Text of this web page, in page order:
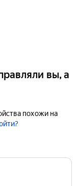
вы, а
похожи на